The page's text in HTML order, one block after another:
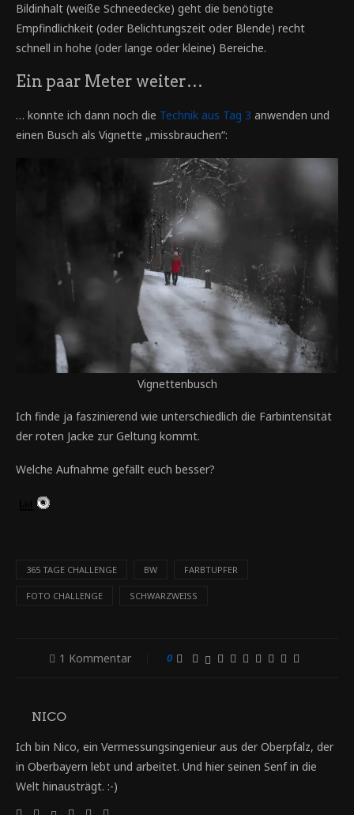
Bildinhalt (weiße Schneedecke) geht die benötigte
Empfindlichkeit (oder Belichtungszeit oder Blende) recht
schnell in hohe (oder lange oder kleine) Bereiche.
Ein paar Meter weiter…
… konnte ich dann noch die Technik aus Tag 3 anwenden und
einen Busch als Vignette „missbrauchen“:
Vignettenbusch
Ich finde ja faszinierend wie unterschiedlich die Farbintensität
der roten Jacke zur Geltung kommt.
Welche Aufnahme gefällt euch besser?
365 TAGE CHALLENGE BW FARBTUPFER
FOTO CHALLENGE SCHWARZWEISS
1 Kommentar 0
NICO
Ich bin Nico, ein Vermessungsingenieur aus der Oberpfalz, der
in Oberbayern lebt und arbeitet. Und hier seinen Senf in die
Welt hinausträgt. :-)